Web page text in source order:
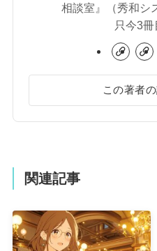
相談室』（秀和シ
只今3
この著者
関連記事